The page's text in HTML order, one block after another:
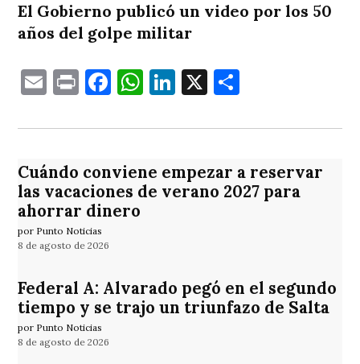
El Gobierno publicó un video por los 50
años del golpe militar
EmailPrintFacebook
WhatsApp
LinkedIn
X
Cuándo conviene empezar a reservar
las vacaciones de verano 2027 para
ahorrar dinero
por Punto Noticias
8 de agosto de 2026
Federal A: Alvarado pegó en el segundo
tiempo y se trajo un triunfazo de Salta
por Punto Noticias
8 de agosto de 2026